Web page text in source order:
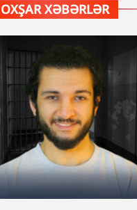
OXŞAR XƏBƏRLƏR